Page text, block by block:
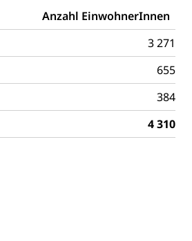
Anzahl EinwohnerInnen
3 271
655
384
4 310
Einfuhr, regionale